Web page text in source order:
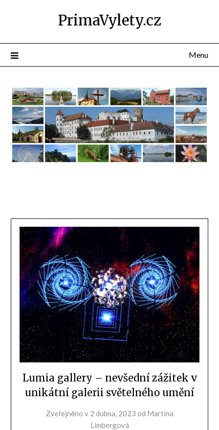
PrimaVylety.cz
Menu
Lumia gallery – nevšední zážitek v
unikátní galerii světelného umění
Zveřejněno v 2 dubna, 2023 od Martina
Limbergová